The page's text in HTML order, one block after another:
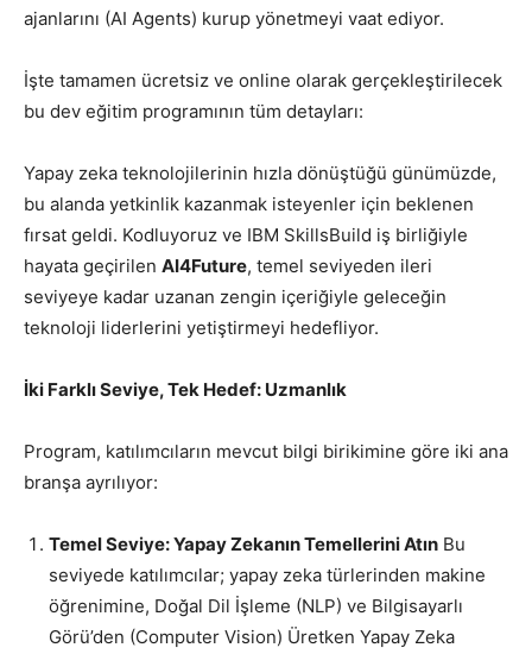
ajanlarını (AI Agents) kurup yönetmeyi vaat ediyor.
İşte tamamen ücretsiz ve online olarak gerçekleştirilecek
bu dev eğitim programının tüm detayları:
Yapay zeka teknolojilerinin hızla dönüştüğü günümüzde,
bu alanda yetkinlik kazanmak isteyenler için beklenen
fırsat geldi. Kodluyoruz ve IBM SkillsBuild iş birliğiyle
hayata geçirilen AI4Future, temel seviyeden ileri
seviyeye kadar uzanan zengin içeriğiyle geleceğin
teknoloji liderlerini yetiştirmeyi hedefliyor.
İki Farklı Seviye, Tek Hedef: Uzmanlık
Program, katılımcıların mevcut bilgi birikimine göre iki ana
branşa ayrılıyor:
Temel Seviye: Yapay Zekanın Temellerini Atın Bu
seviyede katılımcılar; yapay zeka türlerinden makine
öğrenimine, Doğal Dil İşleme (NLP) ve Bilgisayarlı
Görü’den (Computer Vision) Üretken Yapay Zeka